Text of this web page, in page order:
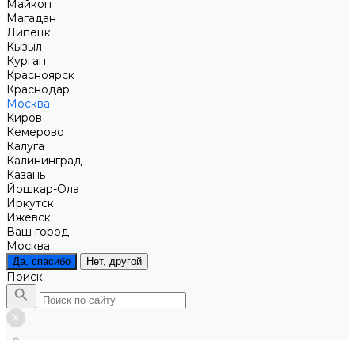
Майкоп
Магадан
Липецк
Кызыл
Курган
Красноярск
Краснодар
Москва
Киров
Кемерово
Калуга
Калининград
Казань
Йошкар-Ола
Иркутск
Ижевск
Ваш город
Москва
Да, спасибо Нет, другой
Поиск